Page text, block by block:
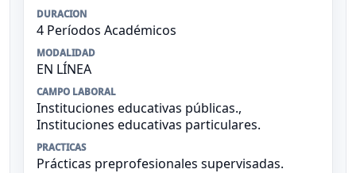
DURACION
4 Períodos Académicos
MODALIDAD
EN LÍNEA
CAMPO LABORAL
Instituciones educativas públicas.,
Instituciones educativas particulares.
PRACTICAS
Prácticas preprofesionales supervisadas.